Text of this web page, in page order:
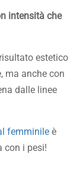
intensità che
estetico
ma anche con
dalle linee
femminile è
con i pesi!